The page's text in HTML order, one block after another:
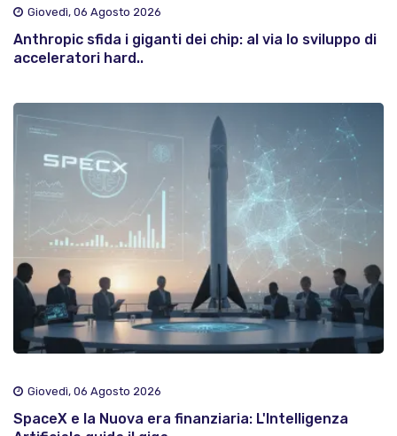
Giovedì, 06 Agosto 2026
Anthropic sfida i giganti dei chip: al via lo sviluppo di
acceleratori hard..
Giovedì, 06 Agosto 2026
SpaceX e la Nuova era finanziaria: L'Intelligenza